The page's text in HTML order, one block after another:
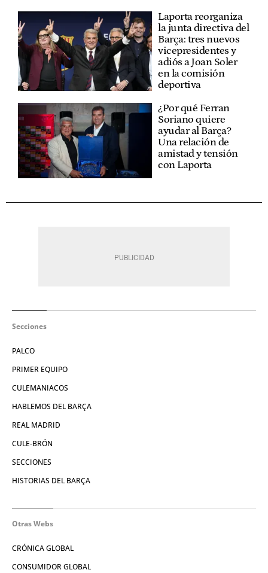
Laporta reorganiza
la junta directiva del
Barça: tres nuevos
vicepresidentes y
adiós a Joan Soler
en la comisión
deportiva
¿Por qué Ferran
Soriano quiere
ayudar al Barça?
Una relación de
amistad y tensión
con Laporta
Secciones
PALCO
PRIMER EQUIPO
CULEMANIACOS
HABLEMOS DEL BARÇA
REAL MADRID
CULE-BRÓN
SECCIONES
HISTORIAS DEL BARÇA
Otras Webs
CRÓNICA GLOBAL
CONSUMIDOR GLOBAL